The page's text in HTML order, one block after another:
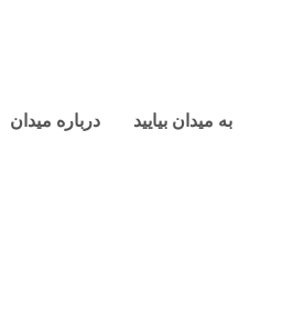
به میدان بیایید درباره میدان